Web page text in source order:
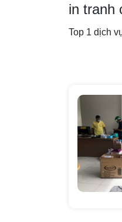
in tranh
Top 1 dịch